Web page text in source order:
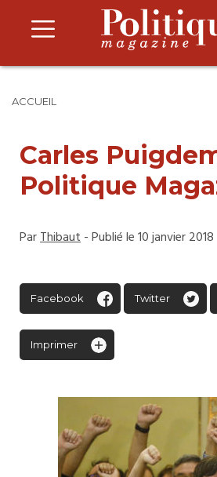
ACCUEIL
Carles
Politique
ParThibaut- Publié le 10 janvier 2018
Facebook Twitter
Imprimer